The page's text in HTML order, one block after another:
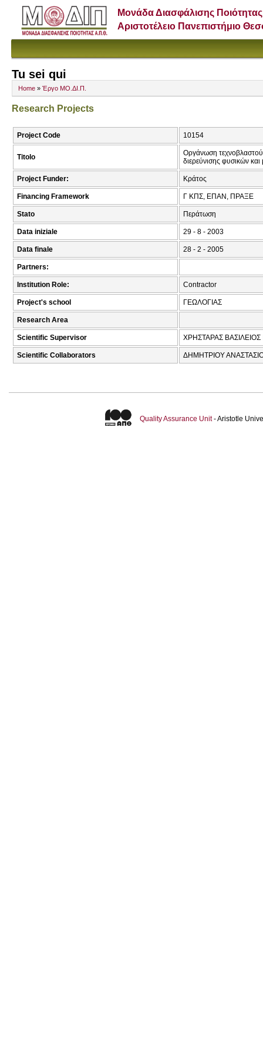
Μονάδα Διασφάλισης Ποιότητας
Αριστοτέλειο Πανεπιστήμιο
Tu sei qui
Home » Έργο ΜΟ.ΔΙ.Π.
Research Projects
Project Code 10154
Titolo
Οργάνωση τεχνοβλαστού
διερεύνισης φυσικών
Project Funder: Κράτος
Financing Framework Γ ΚΠΣ, ΕΠΑΝ, ΠΡΑΞΕ
Stato Περάτωση
Data iniziale 29 - 8 - 2003
Data finale 28 - 2 - 2005
Partners:
Institution Role: Contractor
Project's school ΓΕΩΛΟΓΙΑΣ
Research Area
Scientific Supervisor ΧΡΗΣΤΑΡΑΣ ΒΑΣΙΛΕΙΟΣ
Scientific Collaborators ΔΗΜΗΤΡΙΟΥ
Quality Assurance Unit- Aristotle